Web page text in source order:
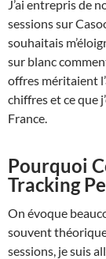
J’ai entrepris de
sessions sur
souhaitais
sur blanc
offres méritaient
chiffres et ce que
France.
Pourquoi
Tracking
On évoque
souvent
sessions, je suis